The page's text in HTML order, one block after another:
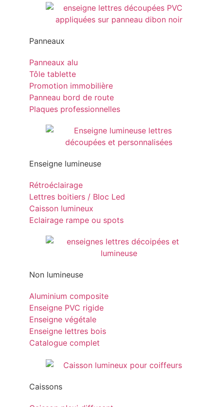
Panneaux
Panneaux alu
Tôle tablette
Promotion immobilière
Panneau bord de route
Plaques professionnelles
Enseigne lumineuse
Rétroéclairage
Lettres boitiers / Bloc Led
Caisson lumineux
Eclairage rampe ou spots
Non lumineuse
Aluminium composite
Enseigne PVC rigide
Enseigne végétale
Enseigne lettres bois
Catalogue complet
Caissons